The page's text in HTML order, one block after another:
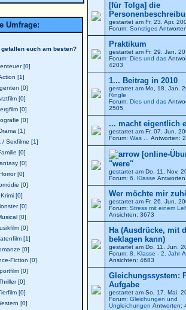
Umfrage:
euch am besten?
[0]
[1]
[0]
[0]
[0]
[0]
[1]
/ Sexfilme [1]
[0]
[0]
[0]
[0]
Krimi [0]
[0]
[0]
[0]
[1]
[0]
Fiction [0]
[0]
[0]
[0]
[0]
[für Tolga] die
gestartet am Fr, 23. Apr.
Forum: Sonstiges
Praktikum
gestartet am Fr, 29. Jan.
Forum: Dies und das
4203
1... Beitrag in 2010
gestartet am Mo, 18. Jan.
Ringle
Forum: Dies und das
2505
... macht eigentlich
gestartet am Fr, 07. Jun.
Forum: Was ... Antworten:
[online-
"were"
gestartet am Do, 11. Nov.
Forum: 6. Klasse
Wer möchte mir
gestartet am Fr, 26. Jun.
Forum: Stress mit einem
Ansichten: 3673
Ha (Ausdrücke, mit
beklagen kann)
gestartet am Do, 11. Jun.
Forum: 8. Klasse - 2. Jahr
Ansichten: 4683
Gleichungssystem:
Aufgabe
gestartet am So, 17. Mai.
Forum: Gleichungen und
Ungleichungen Antworten: